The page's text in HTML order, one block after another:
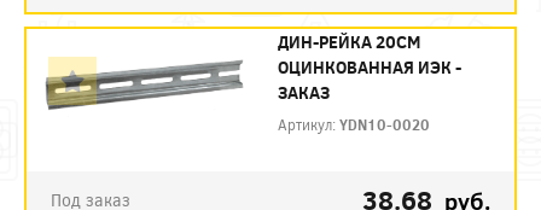
ДИН-РЕЙКА 20СМ
ОЦИНКОВАННАЯ ИЭК -
ЗАКАЗ
Артикул:YDN10-0020
Под заказ 38.68 руб.